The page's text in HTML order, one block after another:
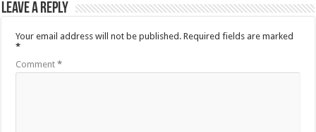
Leave a Reply
Your email address will not be published. Required fields are marked
*
Comment*